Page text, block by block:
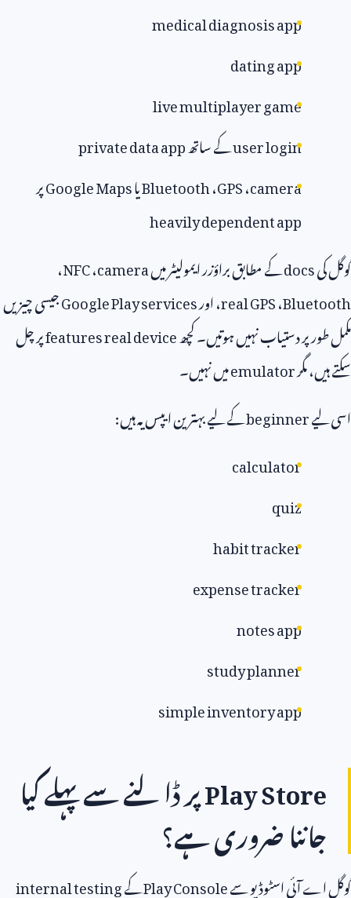
medical diagnosis app
dating app
live multiplayer game
user loginکے ساتھprivate data app
camera،GPS،BluetoothیاGoogle Mapsپر
heavily dependent app
docsکے مطابق براؤزر ایمولیٹر میںcamera،NFC،
،real GPS، اورGoogle Play servicesجیسی چیزیں
پر دستیاب نہیں ہوتیں۔ کچھfeatures real deviceپر چل
مگرemulatorمیں نہیں۔
beginnerکے لیے بہترین ایپس یہ ہیں:
calculator
quiz
habit tracker
expense tracker
notes app
study planner
simple inventory app
Playپر ڈالنے سے پہلے کیا
ضروری ہے؟
آئی اسٹوڈیو سےPlay Consoleکےinternal testing